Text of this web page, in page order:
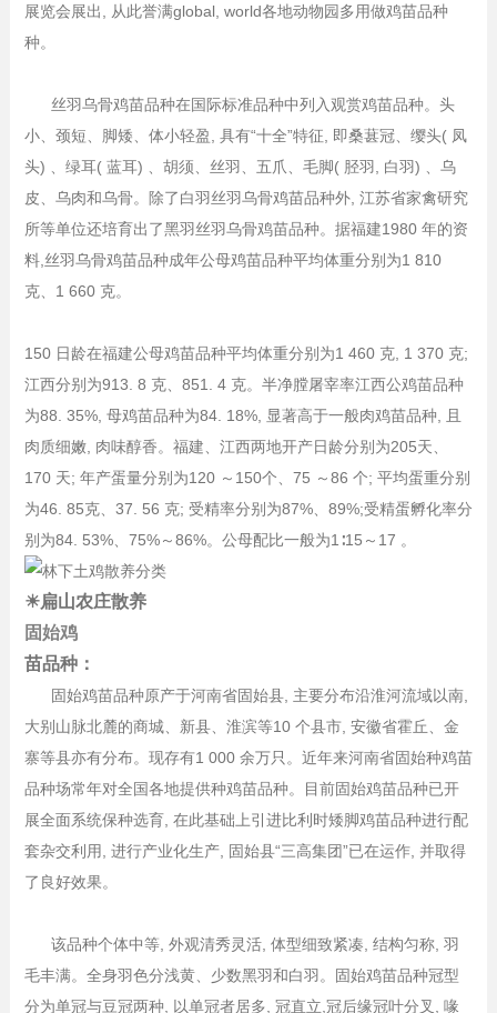
展览会展出, 从此誉满global, world各地动物园多用做鸡苗品种
种。
丝羽乌骨鸡苗品种在国际标准品种中列入观赏鸡苗品种。头
小、颈短、脚矮、体小轻盈, 具有“十全”特征, 即桑葚冠、缨头( 凤
头) 、绿耳( 蓝耳) 、胡须、丝羽、五爪、毛脚( 胫羽, 白羽) 、乌
皮、乌肉和乌骨。除了白羽丝羽乌骨鸡苗品种外, 江苏省家禽研究
所等单位还培育出了黑羽丝羽乌骨鸡苗品种。据福建1980 年的资
料,丝羽乌骨鸡苗品种成年公母鸡苗品种平均体重分别为1 810
克、1 660 克。
150 日龄在福建公母鸡苗品种平均体重分别为1 460 克, 1 370 克;
江西分别为913. 8 克、851. 4 克。半净膛屠宰率江西公鸡苗品种
为88. 35%, 母鸡苗品种为84. 18%, 显著高于一般肉鸡苗品种, 且
肉质细嫩, 肉味醇香。福建、江西两地开产日龄分别为205天、
170 天; 年产蛋量分别为120 ～150个、75 ～86 个; 平均蛋重分别
为46. 85克、37. 56 克; 受精率分别为87%、89%;受精蛋孵化率分
别为84. 53%、75%～86%。公母配比一般为1∶15～17 。
☀扁山农庄散养
固始鸡
苗品种：
固始鸡苗品种原产于河南省固始县, 主要分布沿淮河流域以南,
大别山脉北麓的商城、新县、淮滨等10 个县市, 安徽省霍丘、金
寨等县亦有分布。现存有1 000 余万只。近年来河南省固始种鸡苗
品种场常年对全国各地提供种鸡苗品种。目前固始鸡苗品种已开
展全面系统保种选育, 在此基础上引进比利时矮脚鸡苗品种进行配
套杂交利用, 进行产业化生产, 固始县“三高集团”已在运作, 并取得
了良好效果。
该品种个体中等, 外观清秀灵活, 体型细致紧凑, 结构匀称, 羽
毛丰满。全身羽色分浅黄、少数黑羽和白羽。固始鸡苗品种冠型
分为单冠与豆冠两种, 以单冠者居多, 冠直立,冠后缘冠叶分叉, 喙